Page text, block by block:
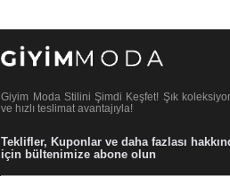
Giyim Moda Stilini Şimdi Keşfet! Şık
ve hızlı teslimat avantajıyla!
Teklifler, Kuponlar ve daha fazlası
için bültenimize abone olun